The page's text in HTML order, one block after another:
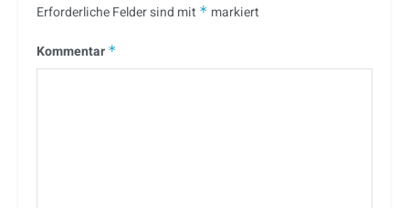
Erforderliche Felder sind mit * markiert
Kommentar *